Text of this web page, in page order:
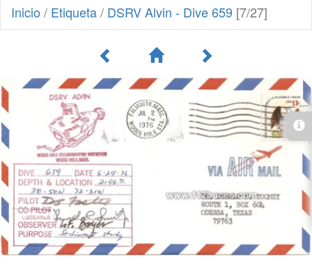
Inicio / Etiqueta/ DSRV Alvin - Dive 659 [7/27]